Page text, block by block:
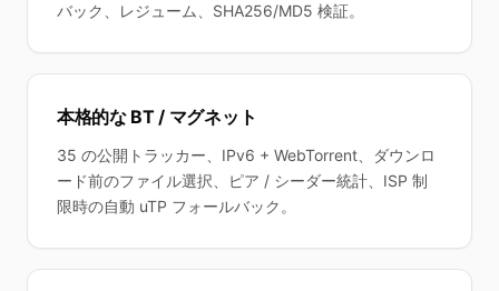
バック、レジューム、SHA256/MD5 検証。
本格的な BT / マグネット
35 の公開トラッカー、IPv6 + WebTorrent、ダウンロ
ード前のファイル選択、ピア / シーダー統計、ISP 制
限時の自動 uTP フォールバック。